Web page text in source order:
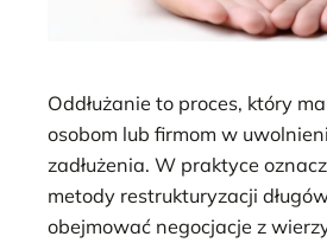
Oddłużanie to proces, który
osobom lub firmom w
zadłużenia. W praktyce
metody restrukturyzacji
obejmować negocjacje z